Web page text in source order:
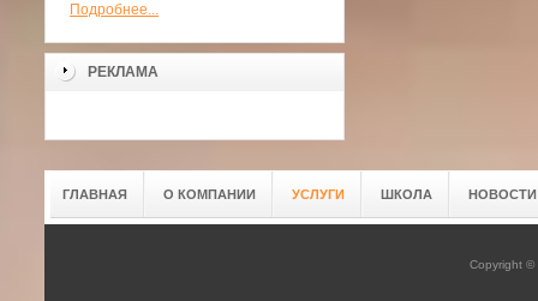
Подробнее...
РЕКЛАМА
ГЛАВНАЯ О КОМПАНИИ УСЛУГИ ШКОЛА НОВОСТИ
Copyright